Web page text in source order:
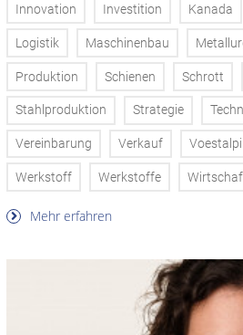
Innovation Investition Kanada
Logistik Maschinenbau
Produktion Schienen Schrott
Stahlproduktion Strategie
Vereinbarung Verkauf
Werkstoff Werkstoffe
Mehr erfahren